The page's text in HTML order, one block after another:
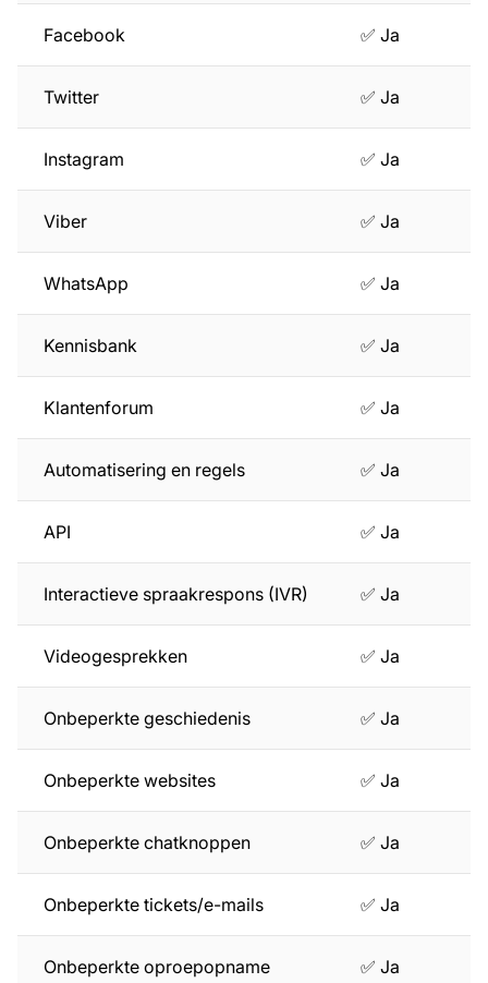
Facebook ✅ Ja
Twitter ✅ Ja
Instagram ✅ Ja
Viber ✅ Ja
WhatsApp ✅ Ja
Kennisbank ✅ Ja
Klantenforum ✅ Ja
Automatisering en regels ✅ Ja
API ✅ Ja
Interactieve spraakrespons (IVR) ✅ Ja
Videogesprekken ✅ Ja
Onbeperkte geschiedenis ✅ Ja
Onbeperkte websites ✅ Ja
Onbeperkte chatknoppen ✅ Ja
Onbeperkte tickets/e-mails ✅ Ja
Onbeperkte oproepopname ✅ Ja